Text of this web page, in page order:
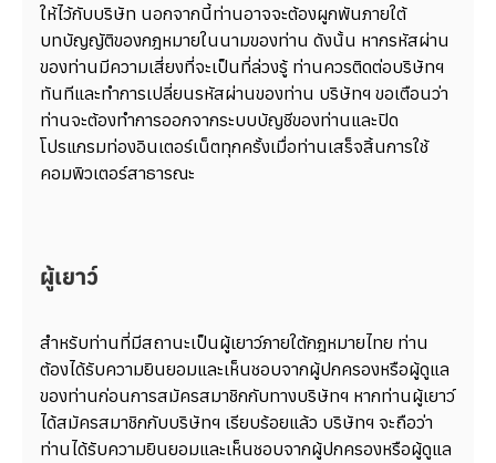
ให้ไว้กับบริษัท นอกจากนี้ท่านอาจจะต้องผูกพันภายใต้
บทบัญญัติของกฎหมายในนามของท่าน ดังนั้น หากรหัสผ่าน
ของท่านมีความเสี่ยงที่จะเป็นที่ล่วงรู้ ท่านควรติดต่อบริษัทฯ
ทันทีและทำการเปลี่ยนรหัสผ่านของท่าน บริษัทฯ ขอเตือนว่า
ท่านจะต้องทำการออกจากระบบบัญชีของท่านและปิด
โปรแกรมท่องอินเตอร์เน็ตทุกครั้งเมื่อท่านเสร็จสิ้นการใช้
คอมพิวเตอร์สาธารณะ
ผู้เยาว์
สำหรับท่านที่มีสถานะเป็นผู้เยาว์ภายใต้กฎหมายไทย ท่าน
ต้องได้รับความยินยอมและเห็นชอบจากผู้ปกครองหรือผู้ดูแล
ของท่านก่อนการสมัครสมาชิกกับทางบริษัทฯ หากท่านผู้เยาว์
ได้สมัครสมาชิกกับบริษัทฯ เรียบร้อยแล้ว บริษัทฯ จะถือว่า
ท่านได้รับความยินยอมและเห็นชอบจากผู้ปกครองหรือผู้ดูแล